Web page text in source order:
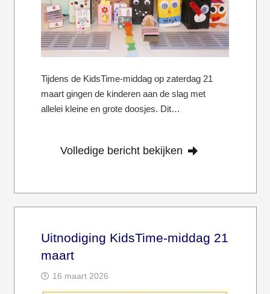
Tijdens de KidsTime-middag op zaterdag 21
maart gingen de kinderen aan de slag met
allelei kleine en grote doosjes. Dit…
Volledige bericht bekijken
Uitnodiging KidsTime-middag 21
maart
16 maart 2026